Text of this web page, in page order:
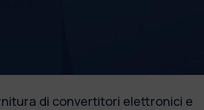
di convertitori elettronici e